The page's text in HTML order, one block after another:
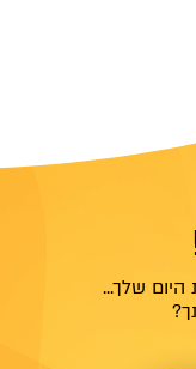
שלך...